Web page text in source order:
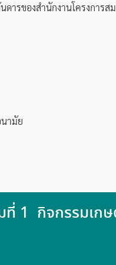
รของสำนักงานโครงการ
ามัย
1 กิจกรรมเกษ